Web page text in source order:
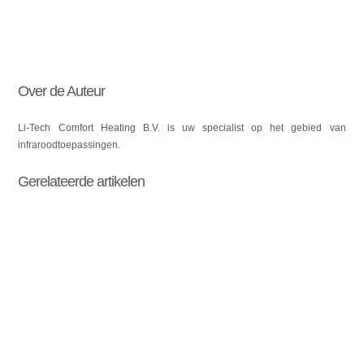
Over de Auteur
Li-Tech Comfort Heating B.V. is uw specialist op het gebied van
infraroodtoepassingen.
Gerelateerde artikelen